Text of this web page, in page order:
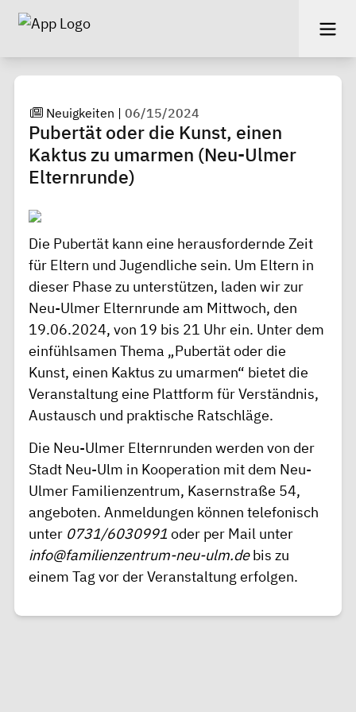
Neuigkeiten |06/15/2024
Pubertät oder die Kunst, einen
Kaktus zu umarmen (Neu-Ulmer
Elternrunde)
Die Pubertät kann eine herausfordernde Zeit
für Eltern und Jugendliche sein. Um Eltern in
dieser Phase zu unterstützen, laden wir zur
Neu-Ulmer Elternrunde am Mittwoch, den
19.06.2024, von 19 bis 21 Uhr ein. Unter dem
einfühlsamen Thema „Pubertät oder die
Kunst, einen Kaktus zu umarmen“ bietet die
Veranstaltung eine Plattform für Verständnis,
Austausch und praktische Ratschläge.
Die Neu-Ulmer Elternrunden werden von der
Stadt Neu-Ulm in Kooperation mit dem Neu-
Ulmer Familienzentrum, Kasernstraße 54,
angeboten. Anmeldungen können telefonisch
unter 0731/6030991 oder per Mail unter
info@familienzentrum-neu-ulm.debis zu
einem Tag vor der Veranstaltung erfolgen.